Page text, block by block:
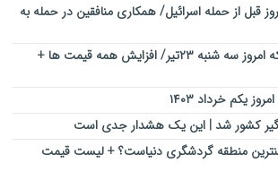
قبل از حمله اسرائیل/ همکاری منافقین در حمله به
قیمت طلا، دلار و سکه امروز سه شنبه ۲۳تیر/ افزایش همه قیمت ها +
یکم خرداد ۱۴۰۳
کشور شد | این یک هشدار جدی است
می‌دانستید مالدیو امن‎ترین منطقه گردشگری دنیاست؟ + لیست قیمت